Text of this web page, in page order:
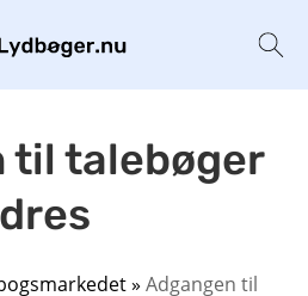
til talebøger
» Adgangen til